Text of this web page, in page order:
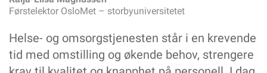
Bedre munnhelse med digitalt verktøy
Store smil i Alta – men antall heltidsutlysinger faller
Arbeidstøy er også sko og yttertøy
TEMA: TEKNOLOGI
Førstelektor OsloMet – storbyuniversitetet
Helse- og omsorgstjenesten står i en krevende
tid med omstilling og økende behov, strengere